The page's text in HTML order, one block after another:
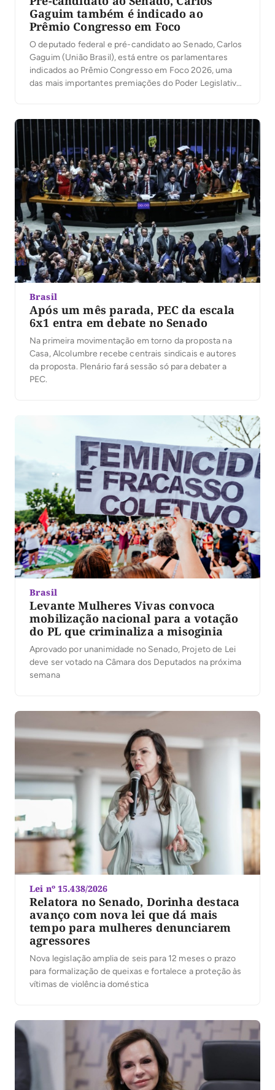
Gaguim também é indicado ao
Prêmio Congresso em Foco
O deputado federal e pré-candidato ao Senado, Carlos
Gaguim (União Brasil), está entre os parlamentares
indicados ao Prêmio Congresso em Foco 2026, uma
das mais importantes premiações do Poder Legislativo
escolha dos deputados e senadores que mais se
destacaram no […]
Brasil
Após um mês parada, PEC da escala
6x1 entra em debate no Senado
Na primeira movimentação em torno da proposta na
Casa, Alcolumbre recebe centrais sindicais e autores
da proposta. Plenário fará sessão só para debater a
PEC.
Brasil
Levante Mulheres Vivas convoca
mobilização nacional para a votação
do PL que criminaliza a misoginia
Aprovado por unanimidade no Senado, Projeto de Lei
deve ser votado na Câmara dos Deputados na próxima
semana
Lei nº 15.438/2026
Relatora no Senado, Dorinha destaca
avanço com nova lei que dá mais
tempo para mulheres denunciarem
agressores
Nova legislação amplia de seis para 12 meses o prazo
para formalização de queixas e fortalece a proteção às
vítimas de violência doméstica